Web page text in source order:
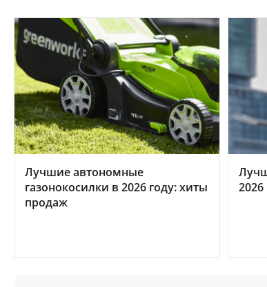
Лучшие автономные
газонокосилки в 2026 году: хиты
продаж